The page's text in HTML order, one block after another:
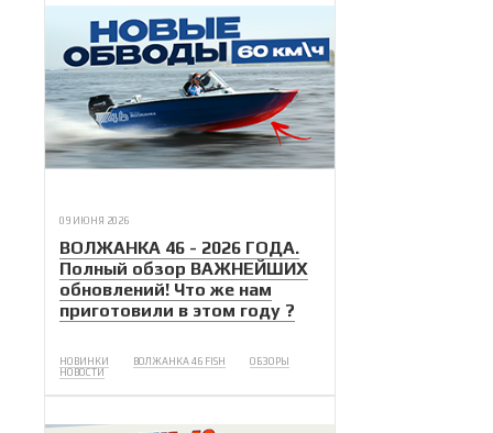
09 ИЮНЯ 2026
ВОЛЖАНКА 46 - 2026 ГОДА.
Полный обзор ВАЖНЕЙШИХ
обновлений! Что же нам
приготовили в этом году ?
НОВИНКИ ВОЛЖАНКА 46 FISH
ОБЗОРЫ
НОВОСТИ